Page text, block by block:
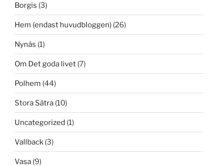
Borgis (3)
Hem (endast huvudbloggen) (26)
Nynäs (1)
Om Det goda livet (7)
Polhem (44)
Stora Sätra (10)
Uncategorized (1)
Vallback (3)
Vasa (9)